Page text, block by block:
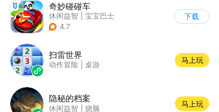
奇妙碰碰车
休闲益智
宝宝巴士
| 儿童游戏
4.7
下载
扫雷世界
动作冒险 桌游
马上玩
隐秘的档案
休闲益智 烧脑
马上玩